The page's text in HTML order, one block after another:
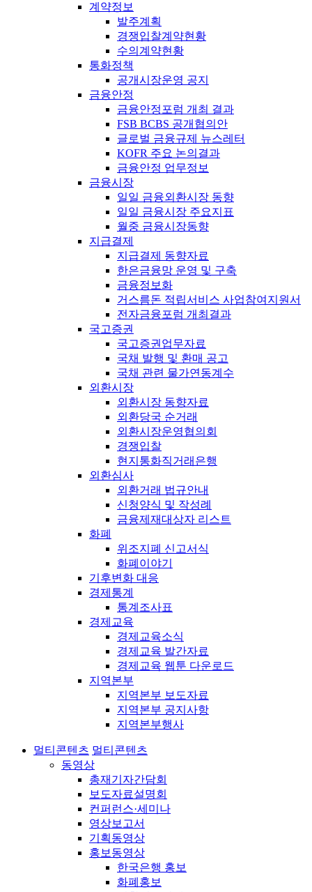
계약정보
발주계획
경쟁입찰계약현황
수의계약현황
통화정책
공개시장운영 공지
금융안정
금융안정포럼 개최 결과
FSB BCBS 공개협의안
글로벌 금융규제 뉴스레터
KOFR 주요 논의결과
금융안정 업무정보
금융시장
일일 금융외환시장 동향
일일 금융시장 주요지표
월중 금융시장동향
지급결제
지급결제 동향자료
한은금융망 운영 및 구축
금융정보화
거스름돈 적립서비스 사업참여지원서
전자금융포럼 개최결과
국고증권
국고증권업무자료
국채 발행 및 환매 공고
국채 관련 물가연동계수
외환시장
외환시장 동향자료
외환당국 순거래
외환시장운영협의회
경쟁입찰
현지통화직거래은행
외환심사
외환거래 법규안내
신청양식 및 작성례
금융제재대상자 리스트
화폐
위조지폐 신고서식
화폐이야기
기후변화 대응
경제통계
통계조사표
경제교육
경제교육소식
경제교육 발간자료
경제교육 웹툰 다운로드
지역본부
지역본부 보도자료
지역본부 공지사항
지역본부행사
멀티콘텐츠 멀티콘텐츠
동영상
총재기자간담회
보도자료설명회
컨퍼런스·세미나
영상보고서
기획동영상
홍보동영상
한국은행 홍보
화폐홍보